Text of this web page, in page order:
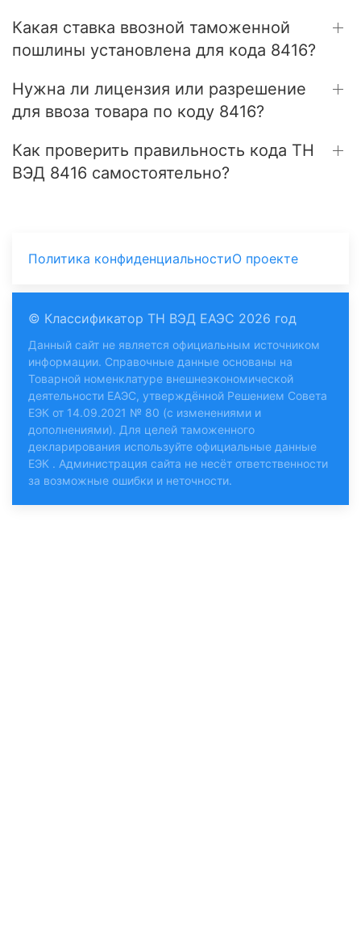
Какая ставка ввозной таможенной
пошлины установлена для кода 8416?
Нужна ли лицензия или разрешение
для ввоза товара по коду 8416?
Как проверить правильность кода ТН
ВЭД 8416 самостоятельно?
Политика конфиденциальностиО проекте
© Классификатор ТН ВЭД ЕАЭС 2026 год
Данный сайт не является официальным источником
информации. Справочные данные основаны на
Товарной номенклатуре внешнеэкономической
деятельности ЕАЭС, утверждённой Решением Совета
ЕЭК от 14.09.2021 № 80 (с изменениями и
дополнениями). Для целей таможенного
декларирования используйте официальные данные
ЕЭК . Администрация сайта не несёт ответственности
за возможные ошибки и неточности.